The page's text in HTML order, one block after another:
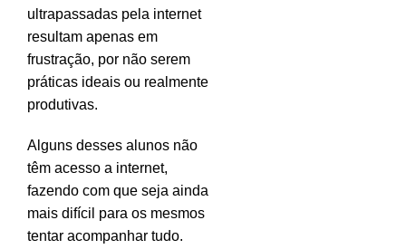
ultrapassadas pela internet
resultam apenas em
frustração, por não serem
práticas ideais ou realmente
produtivas.
Alguns desses alunos não
têm acesso a internet,
fazendo com que seja ainda
mais difícil para os mesmos
tentar acompanhar tudo.